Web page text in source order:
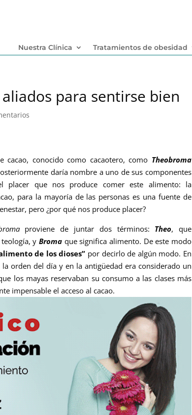
Nuestra Clínica Tratamientos de obesidad
para sentirse bien
cacao, conocido como cacaotero, como Theobroma
daría nombre a uno de sus componentes
placer que nos produce comer este alimento: la
para la mayoría de las personas es una fuente de
pero ¿por qué nos produce placer?
proviene de juntar dos términos: Theo, que
teología, yBroma que significa alimento. De este modo
de los dioses” por decirlo de algún modo. En
orden del día y en la antigüedad era considerado un
los mayas reservaban su consumo a las clases más
impensable el acceso al cacao.